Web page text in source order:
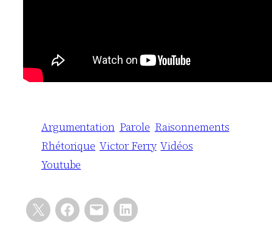
Argumentation Parole Raisonnements
Rhétorique Victor Ferry Vidéos
Youtube